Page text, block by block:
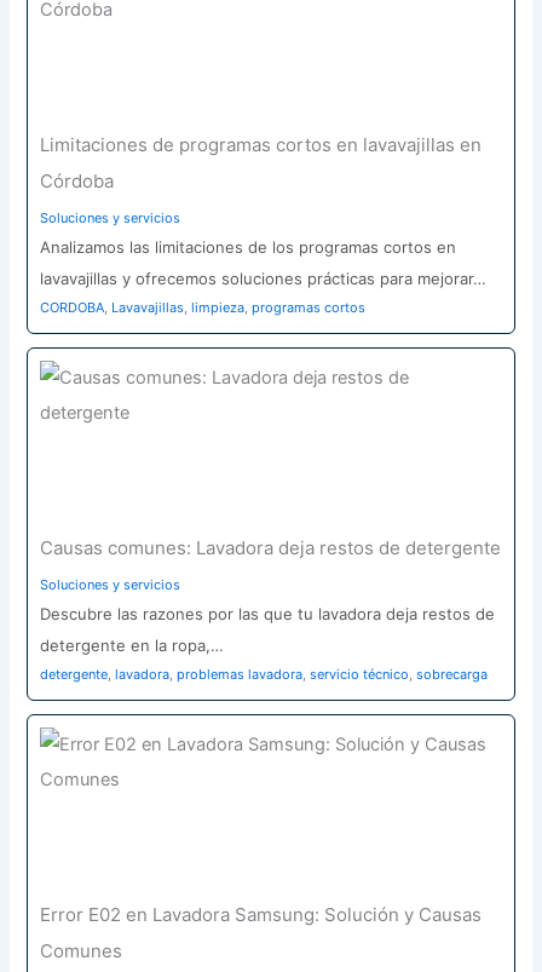
Limitaciones de programas cortos en lavavajillas en
Córdoba
Soluciones y servicios
Analizamos las limitaciones de los programas cortos en
lavavajillas y ofrecemos soluciones prácticas para mejorar…
CORDOBA, Lavavajillas,limpieza,programas cortos
Causas comunes: Lavadora deja restos de detergente
Soluciones y servicios
Descubre las razones por las que tu lavadora deja restos de
detergente en la ropa,…
detergente,lavadora,problemas lavadora,servicio técnico,sobrecarga
Error E02 en Lavadora Samsung: Solución y Causas
Comunes